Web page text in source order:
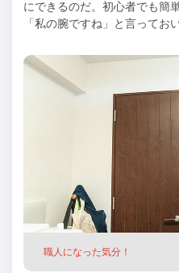
にできるのだ。初心者でも簡
「私の腕ですね」と言ってお
職人になった気分！